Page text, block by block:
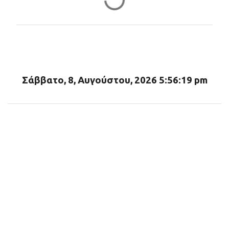
Σάββατο, 8, Αυγούστου, 2026 5:56:20 pm